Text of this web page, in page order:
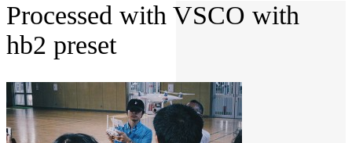
Processed with VSCO with
hb2 preset